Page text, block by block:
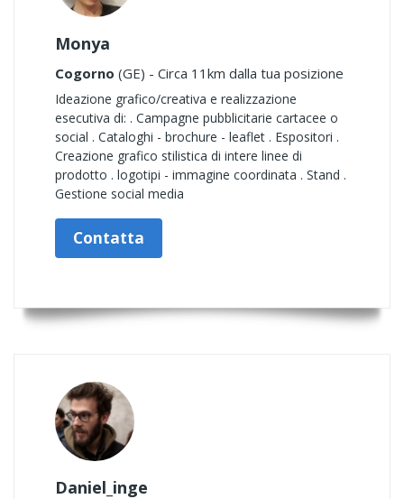
Monya
Cogorno (GE) - Circa 11km dalla tua posizione
Ideazione grafico/creativa e realizzazione
esecutiva di: . Campagne pubblicitarie cartacee o
social . Cataloghi - brochure - leaflet . Espositori .
Creazione grafico stilistica di intere linee di
prodotto . logotipi - immagine coordinata . Stand .
Gestione social media
Contatta
Daniel_inge